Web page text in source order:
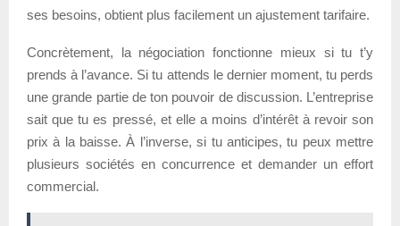
ses besoins, obtient plus facilement un ajustement tarifaire.
Concrètement, la négociation fonctionne mieux si tu t’y
prends à l’avance. Si tu attends le dernier moment, tu perds
une grande partie de ton pouvoir de discussion. L’entreprise
sait que tu es pressé, et elle a moins d’intérêt à revoir son
prix à la baisse. À l’inverse, si tu anticipes, tu peux mettre
plusieurs sociétés en concurrence et demander un effort
commercial.